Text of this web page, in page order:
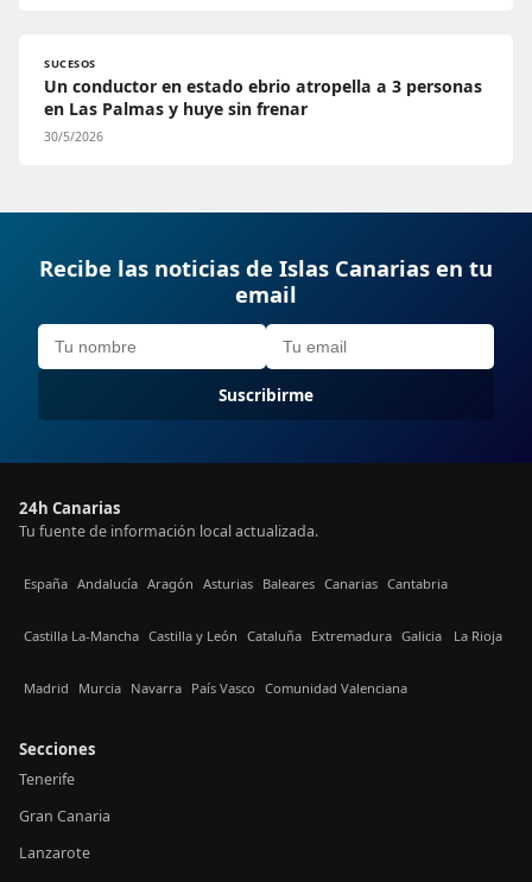
SUCESOS
Un conductor en estado ebrio atropella a 3 personas
en Las Palmas y huye sin frenar
30/5/2026
Recibe las noticias de Islas Canarias en tu
email
Suscribirme
24h Canarias
Tu fuente de información local actualizada.
España Andalucía Aragón Asturias Baleares Canarias Cantabria
Castilla La-Mancha Castilla y León Cataluña Extremadura Galicia La Rioja
Madrid Murcia Navarra País Vasco Comunidad Valenciana
Secciones
Tenerife
Gran Canaria
Lanzarote